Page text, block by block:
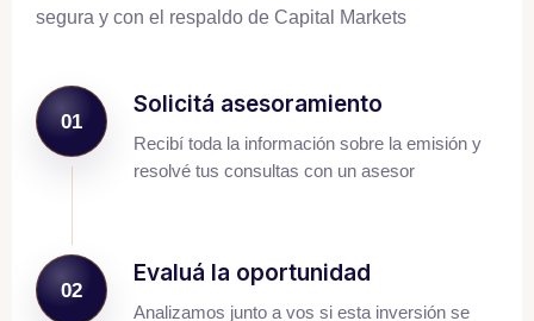
segura y con el respaldo de Capital Markets
01
Solicitá asesoramiento
Recibí toda la información sobre la emisión y
resolvé tus consultas con un asesor
02
Evaluá la oportunidad
Analizamos junto a vos si esta inversión se